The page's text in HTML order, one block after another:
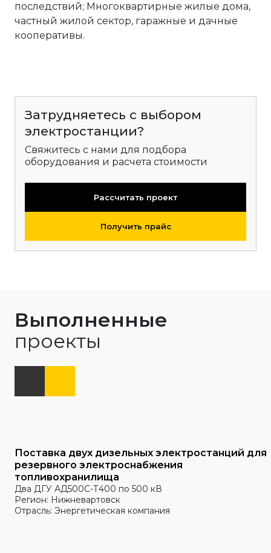
последствий; Многоквартирные жилые дома,
частный жилой сектор, гаражные и дачные
кооперативы.
Затрудняетесь с выбором
электростанции?
Свяжитесь с нами для подбора
оборудования и расчета стоимости
Рассчитать проект
Получить прайс
Выполненные
проекты
Поставка двух дизельных электростанций для
резервного электроснабжения
топливохранилища
Два ДГУ АД500С-Т400 по 500 кВ
Регион: Нижневартовск
Отрасль: Энергетическая компания